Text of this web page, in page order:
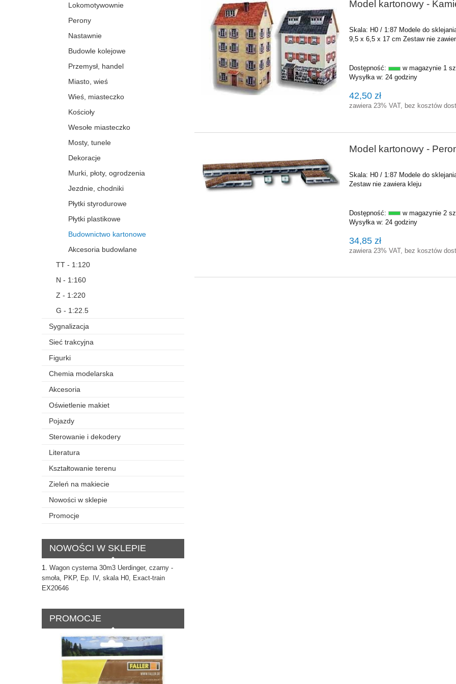
Lokomotywownie
Perony
Nastawnie
Budowle kolejowe
Przemysł, handel
Miasto, wieś
Wieś, miasteczko
Kościoły
Wesołe miasteczko
Mosty, tunele
Dekoracje
Murki, płoty, ogrodzenia
Jezdnie, chodniki
Płytki styrodurowe
Płytki plastikowe
Budownictwo kartonowe
Akcesoria budowlane
TT - 1:120
N - 1:160
Z - 1:220
G - 1:22.5
Sygnalizacja
Sieć trakcyjna
Figurki
Chemia modelarska
Akcesoria
Oświetlenie makiet
Pojazdy
Sterowanie i dekodery
Literatura
Kształtowanie terenu
Zieleń na makiecie
Nowości w sklepie
Promocje
NOWOŚCI W SKLEPIE
Wagon cysterna 30m3 Uerdinger, czarny -
smoła, PKP, Ep. IV, skala H0, Exact-train
EX20646
PROMOCJE
Model kartonowy -
Skala: H0 / 1:87 Modele do
9,5 x 6,5 x 17 cm Zestaw nie
Dostępność:
w magazynie 1
Wysyłka w: 24 godziny
42,50 zł
zawiera 23% VAT, bez kosztów
Model kartonowy -
Skala: H0 / 1:87 Modele do
Zestaw nie zawiera kleju
Dostępność:
w magazynie 2
Wysyłka w: 24 godziny
34,85 zł
zawiera 23% VAT, bez kosztów